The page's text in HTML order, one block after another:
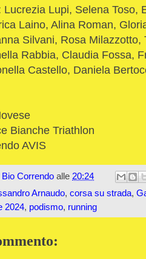
Lucrezia Lupi, Selena Toso,
Laino, Alina Roman,
Silvani, Rosa Milazzotto,
Rabbia, Claudia Fossa,
Castello, Daniela
Bianche Triathlon
AVIS
Bio Correndo alle 20:24
Arnaudo, corsa su strada,
2024, podismo, running